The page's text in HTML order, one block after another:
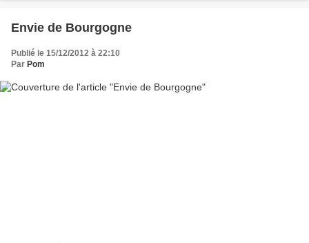
Envie de Bourgogne
Publié le 15/12/2012 à 22:10
Par Pom